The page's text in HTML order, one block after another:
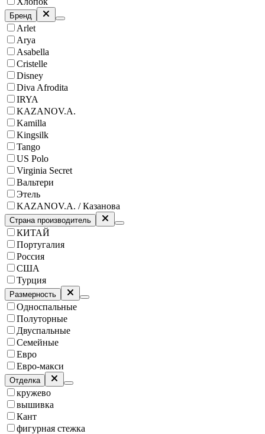
Бренд
Arlet
Arya
Asabella
Cristelle
Disney
Diva Afrodita
IRYA
KAZANOV.A.
Kamilla
Kingsilk
Tango
US Polo
Virginia Secret
Вальтери
Этель
KAZANOV.A. / Казанова
Страна производитель
КИТАЙ
Португалия
Россия
США
Турция
Размерность
Односпальные
Полуторные
Двуспальные
Семейные
Евро
Евро-макси
Отделка
кружево
вышивка
Кант
фигурная стежка